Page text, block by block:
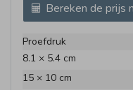
Bereken de prijs
Proefdruk
8.1 × 5.4 cm
15 × 10 cm